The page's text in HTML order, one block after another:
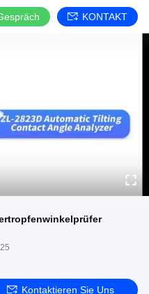
KONTAKT
Kontaktieren Sie Uns